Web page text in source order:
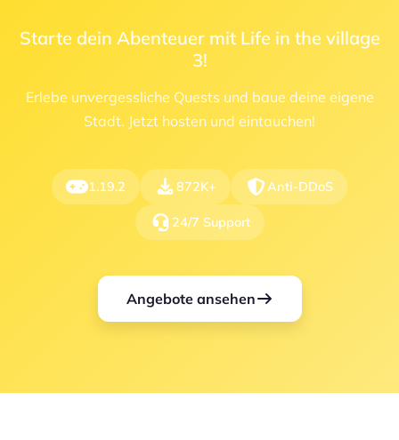
Starte dein Abenteuer mit Life in the village
3!
Erlebe unvergessliche Quests und baue deine eigene
Stadt. Jetzt hosten und eintauchen!
1.19.2 872K+ Anti-DDoS
24/7 Support
Angebote ansehen